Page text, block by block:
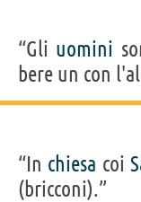
“Gli uomini
bere un con
“In chiesa coi
(bricconi).”